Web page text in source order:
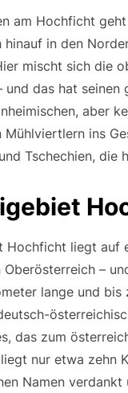
am Hochficht
hinauf in den
mischt sich die
und das hat
aber
Mühlviertlern ins
Tschechien, die
Hochficht liegt auf
–
lange und
das zum
nur etwa zehn
Namen